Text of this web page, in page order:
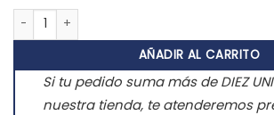
Bolardos señales fijos de señalización
AÑADIR AL CARRITO
Si tu pedido suma más de DIEZ
nuestra tienda, te atenderemos